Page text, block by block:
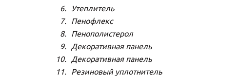
Утеплитель
Пенофлекс
Пенополистерол
Декоративная панель
Декоративная панель
Резиновый уплотнитель